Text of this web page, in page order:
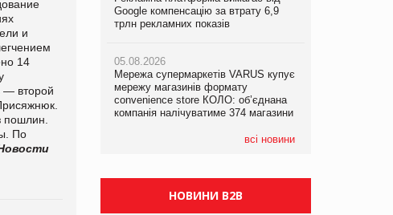
и
14
— второй
пошлин.
По
Google компенсацію за втрату 6,9
трлн рекламних показів
05.08.2026
Мережа супермаркетів VARUS купує
мережу магазинів формату
convenience store КОЛО: об’єднана
компанія налічуватиме 374 магазини
всі новини
хлібобулочні вироби на
PrivateLabel&FMCG Master 2026
04.08.2026
склад шоколаду Millennium
Google компенсацію за втрату 6,9
трлн рекламних показів
05.08.2026
Adidas витратила понад $1 млрд на
маркетинг за квартал
НОВИНИ B2B